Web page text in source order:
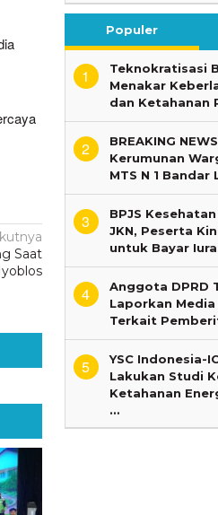
Saat
Populer
1
Teknokratisasi
Menakar
dan Ketahanan
2
BREAKING
Kerumunan
MTS N 1 Bandar
3
BPJS
JKN, Peserta
untuk Bayar
4
Anggota DPRD
Laporkan
Terkait
5
YSC Indonesia-
Lakukan Studi
Ketahanan
…